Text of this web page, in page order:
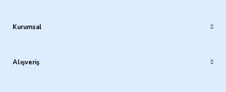
Kurumsal
Alışveriş